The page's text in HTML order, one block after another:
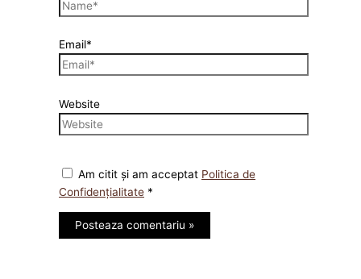
Email*
Website
Am citit și am acceptat Politica de
Confidențialitate *